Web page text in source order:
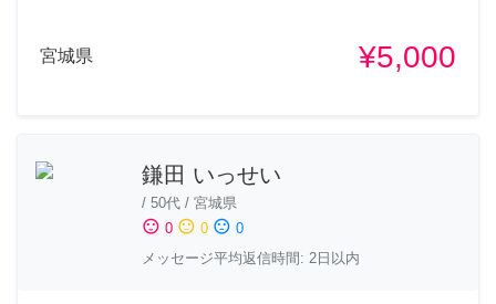
宮城県 ¥5,000
鎌田 いっせい
/ 50代 / 宮城県
sentiment_satisfied 0 sentiment_neutral 0 sentiment_dissatisfied 0
メッセージ平均返信時間: 2日以内